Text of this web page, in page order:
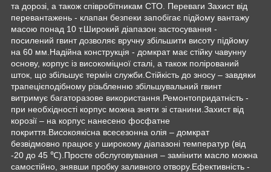
та дорозі, а також співробітникам СТО. Переваги Захист від
перевантажень - клапан безпеки запобігає підйому вантажу
масою понад 10 т.Широкий діапазон застосування -
посилений гвинт дозволяє вручну збільшити висоту підйому
на 60 мм.Надійна конструкція - домкрат має стійку чавунну
основу, корпус із високоміцної сталі, а також полірований
шток, що збільшує термін служби.Стійкість до зносу – завдяки
трапецієподібному різьбленню збільшувальний гвинт
витримує багаторазове використання.Ремонтопридатність -
при необхідності корпус можна зняти зі станини.Захист від
корозії – на корпус нанесено фосфатне
покриття.Високоякісна всесезонна олія – домкрат
безвідмовно працює у широкому діапазоні температур (від
-20 до 45 ℃).Просте обслуговування – замінити масло можна
самостійно, знявши пробку заливного отвору.Ефективність -